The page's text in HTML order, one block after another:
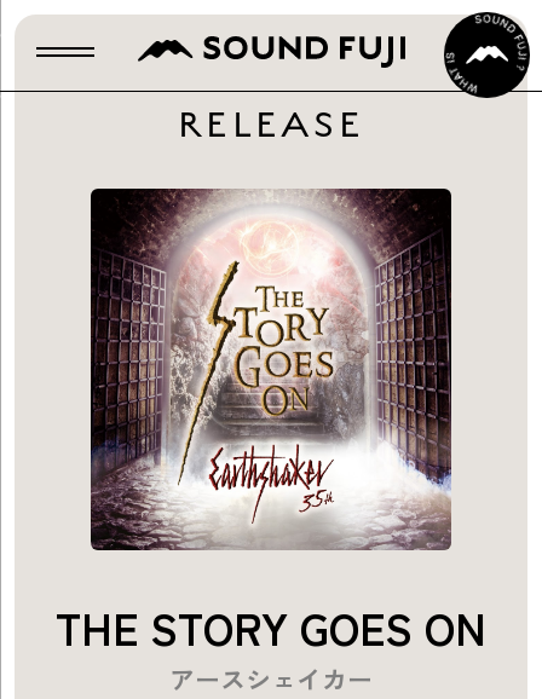
RELEASE
THE STORY GOES ON
アースシェイカー